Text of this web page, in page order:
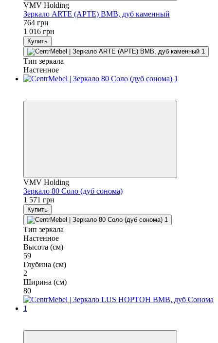
VMV Holding
Зеркало ARTE (АРТЕ) ВМВ, дуб каменный
764 грн
1 016 грн
Купить
Тип зеркала
Настенное
VMV Holding
Зеркало 80 Соло (дуб сонома)
1 571 грн
Купить
Тип зеркала
Настенное
Высота (см)
59
Глубина (см)
2
Ширина (см)
80